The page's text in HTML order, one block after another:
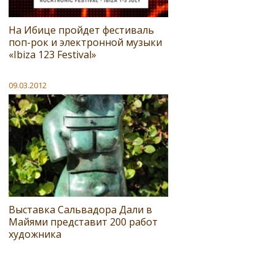
На Ибице пройдет фестиваль
поп-рок и электронной музыки
«Ibiza 123 Festival»
09.03.2012
Выставка Сальвадора Дали в
Майями представит 200 работ
художника